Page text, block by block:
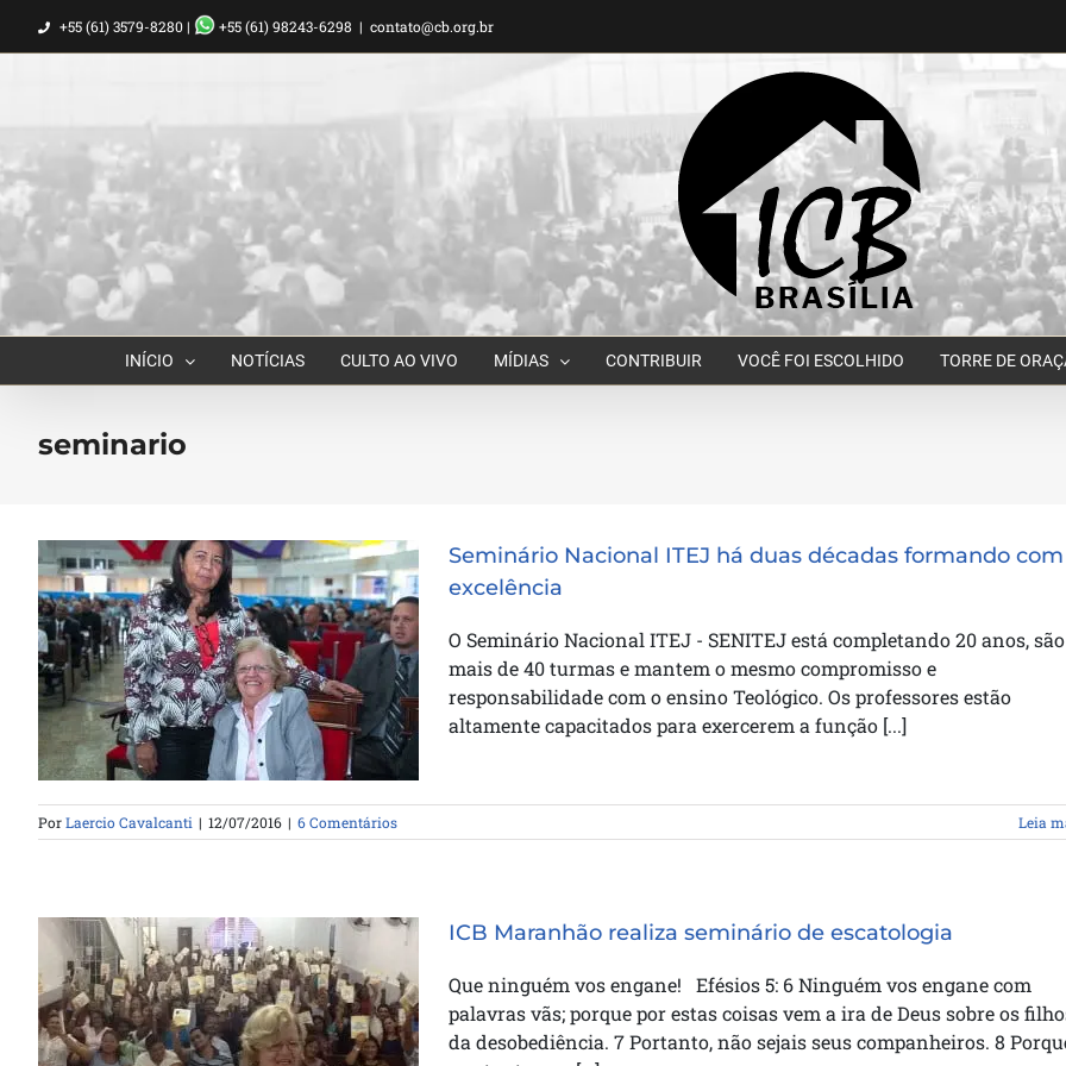
para
+55 (61) 3579-8280 | +55 (61) 98243-6298 | contato@cb.org.br
INÍCIO NOTÍCIAS CULTO AO VIVO MÍDIAS CONTRIBUIR VOCÊ FOI ESCOLHIDO TORRE DE
seminario
Seminário Nacional ITEJ há duas
décadas formando com
excelência
Seminário Nacional ITEJ há duas décadas formando com
excelência
O Seminário Nacional ITEJ - SENITEJ está completando 20 anos, são
mais de 40 turmas e mantem o mesmo compromisso e
responsabilidade com o ensino Teológico. Os professores estão
altamente capacitados para exercerem a função [...]
PorLaercio Cavalcanti | 12/07/2016 | 6 Comentários Leia
ICB Maranhão realiza seminário
de escatologia
ICB Maranhão realiza seminário de escatologia
Que ninguém vos engane! Efésios 5: 6 Ninguém vos engane com
palavras vãs; porque por estas coisas vem a ira de Deus sobre os
da desobediência. 7 Portanto, não sejais seus companheiros. 8